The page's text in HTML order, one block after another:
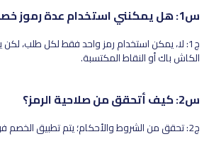
س1: هل يمكنني استخدام عدة رموز خصم في طلب واحد؟
ج1: لا، يمكن استخدام رمز واحد فقط لكل طلب،
الكاش باك أو النقاط المكتسبة.
س2: كيف أتحقق من صلاحية الرمز؟
ج2: تحقق من الشروط والأحكام؛ يتم تطبيق الخصم فور التفعيل.